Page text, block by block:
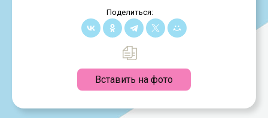
Поделиться:
Вставить на фото